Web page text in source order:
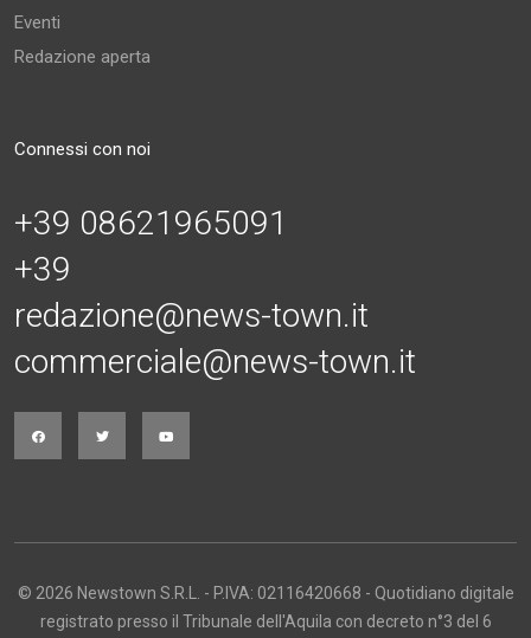
Eventi
Redazione aperta
Connessi con noi
+39 08621965091
+39
redazione@news-town.it
commerciale@news-town.it
© 2026 Newstown S.R.L. - P.IVA: 02116420668 - Quotidiano digitale
registrato presso il Tribunale dell'Aquila con decreto n°3 del 6